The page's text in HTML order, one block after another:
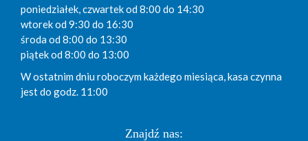
poniedziałek, czwartek od 8:00 do 14:30
wtorek od 9:30 do 16:30
środa od 8:00 do 13:30
piątek od 8:00 do 13:00
W ostatnim dniu roboczym każdego miesiąca, kasa czynna
jest do godz. 11:00
Znajdź nas: